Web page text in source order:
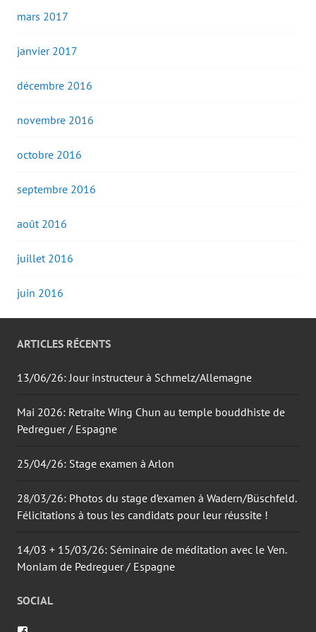
mars 2017
janvier 2017
décembre 2016
novembre 2016
octobre 2016
septembre 2016
août 2016
juillet 2016
juin 2016
ARTICLES RÉCENTS
13/06/26: Jour instructeur à Schmelz/Allemagne
Mai 2026: Retraite Wing Chun au temple bouddhiste de
Pedreguer / Espagne
25/04/26: Stage examen à Arlon
28/03/26: Photos du stage d’examen à Wadern/Büschfeld.
Félicitations à tous les candidats pour leur réussite !
14/03 + 15/03/26: Séminaire de méditation avec le Ven.
Monlam de Pedreguer / Espagne
SOCIAL